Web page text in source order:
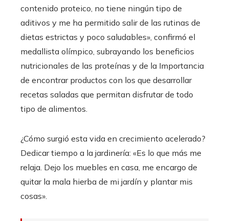
contenido proteico, no tiene ningún tipo de
aditivos y me ha permitido salir de las rutinas de
dietas estrictas y poco saludables», confirmó el
medallista olímpico, subrayando los beneficios
nutricionales de las proteínas y de la Importancia
de encontrar productos con los que desarrollar
recetas saladas que permitan disfrutar de todo
tipo de alimentos.
¿Cómo surgió esta vida en crecimiento acelerado?
Dedicar tiempo a la jardinería: «Es lo que más me
relaja. Dejo los muebles en casa, me encargo de
quitar la mala hierba de mi jardín y plantar mis
cosas».